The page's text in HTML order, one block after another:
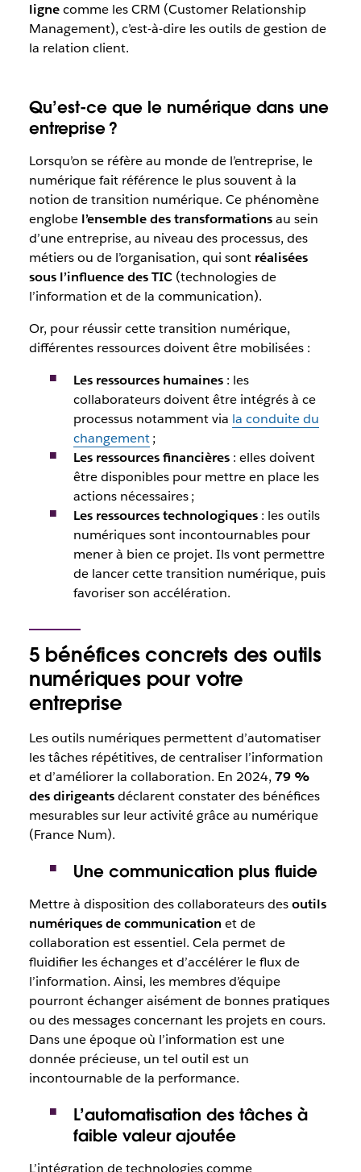
lignecomme les CRM (Customer Relationship
Management), c’est-à-dire les outils de gestion de
la relation client.
Qu’est-ce que le numérique dans une
entreprise ?
Lorsqu’on se réfère au monde de l’entreprise, le
numérique fait référence le plus souvent à la
notion de transition numérique. Ce phénomène
englobel’ensemble des transformationsau sein
d’une entreprise, au niveau des processus, des
métiers ou de l’organisation, qui sont réalisées
sous l’influence des TIC(technologies de
l’information et de la communication).
Or, pour réussir cette transition numérique,
différentes ressources doivent être mobilisées :
Les ressources humaines: les
collaborateurs doivent être intégrés à ce
processus notamment via la conduite du
changement;
Les ressources financières: elles doivent
être disponibles pour mettre en place les
actions nécessaires ;
Les ressources technologiques: les outils
numériques sont incontournables pour
mener à bien ce projet. Ils vont permettre
de lancer cette transition numérique, puis
favoriser son accélération.
5 bénéfices concrets des outils
numériques pour votre
entreprise
Les outils numériques permettent d’automatiser
les tâches répétitives, de centraliser l’information
et d’améliorer la collaboration. En 2024, 79 %
des dirigeantsdéclarent constater des bénéfices
mesurables sur leur activité grâce au numérique
(France Num).
Une communication plus fluide
Mettre à disposition des collaborateurs desoutils
numériques de communication et de
collaboration est essentiel. Cela permet de
fluidifier les échanges et d’accélérer le flux de
l’information. Ainsi, les membres d’équipe
pourront échanger aisément de bonnes pratiques
ou des messages concernant les projets en cours.
Dans une époque où l’information est une
donnée précieuse, un tel outil est un
incontournable de la performance.
L’automatisation des tâches à
faible valeur ajoutée
L’intégration de technologies comme